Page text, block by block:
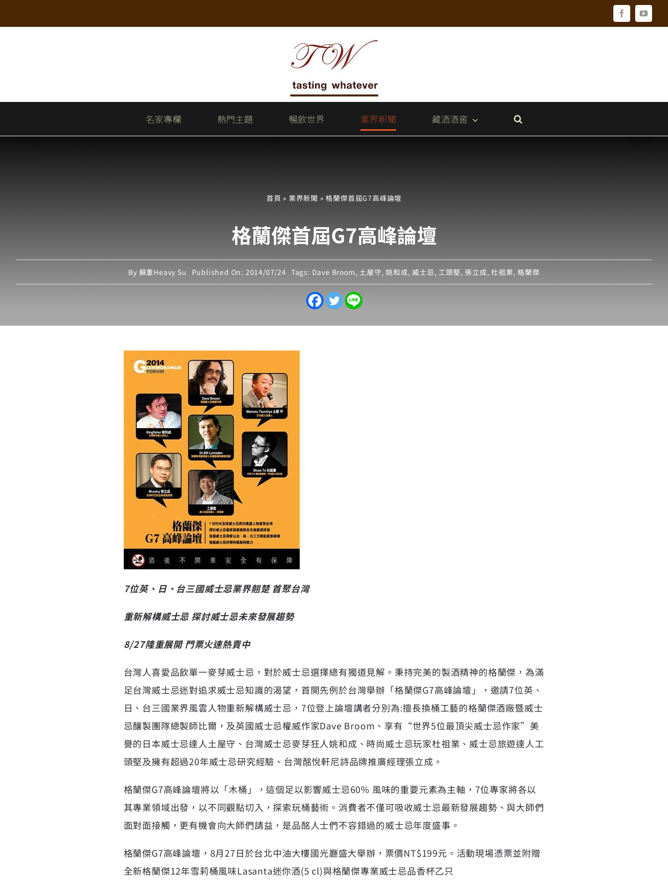
to
Facebook
名家專欄 熱門主題 暢飲世界 業界新聞 藏酒酒窖
首頁 » 業界新聞 »格蘭傑首屆G7高峰論壇
格蘭傑首屆G7高峰論壇
By 蘇重Heavy Su Published On: 2014/07/24 Tags: Dave Broom, 土屋守,姚和成, 威士忌,工頭堅, 張立成,杜祖業,格蘭傑
7位英、日、台三國威士忌業界翹楚 首聚台灣
重新解構威士忌 探討威士忌未來發展趨勢
8/27隆重展開 門票火速熱賣中
台灣人喜愛品飲單一麥芽威士忌，對於威士忌選擇總有獨道見解。秉持完美的製酒精神的格蘭傑，為滿
足台灣威士忌迷對追求威士忌知識的渴望，首開先例於台灣舉辦「格蘭傑G7高峰論壇」，邀請7位英、
日、台三國業界風雲人物重新解構威士忌，7位登上論壇講者分別為:擅長換桶工藝的格蘭傑酒廠暨威士
忌釀製團隊總製師比爾，及英國威士忌權威作家Dave Broom、享有“世界5位最頂尖威士忌作家”美
譽的日本威士忌達人土屋守、台灣威士忌麥芽狂人姚和成、時尚威士忌玩家杜祖業、威士忌旅遊達人工
頭堅及擁有超過20年威士忌研究經驗、台灣酩悅軒尼詩品牌推廣經理張立成。
格蘭傑G7高峰論壇將以「木桶」，這個足以影響威士忌60% 風味的重要元素為主軸，7位專家將各以
其專業領域出發，以不同觀點切入，探索玩桶藝術。消費者不僅可吸收威士忌最新發展趨勢、與大師們
面對面接觸，更有機會向大師們請益，是品酩人士們不容錯過的威士忌年度盛事。
格蘭傑G7高峰論壇，8月27日於台北中油大樓國光廳盛大舉辦，票價NT$199元。活動現場憑票並附贈
全新格蘭傑12年雪莉桶風味Lasanta迷你酒(5 cl)與格蘭傑專業威士忌品香杯乙只